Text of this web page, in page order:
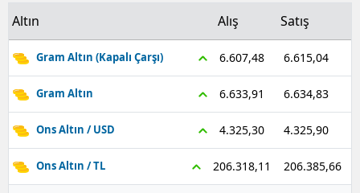
Nevşehir
Niğde
Rize
Sakarya
Altın Alış Satış
Gram Altın (Kapalı Çarşı) 6.607,48 6.615,04
Gram Altın 6.633,91 6.634,83
Ons Altın / USD 4.325,30 4.325,90
Ons Altın / TL 206.318,11 206.385,66